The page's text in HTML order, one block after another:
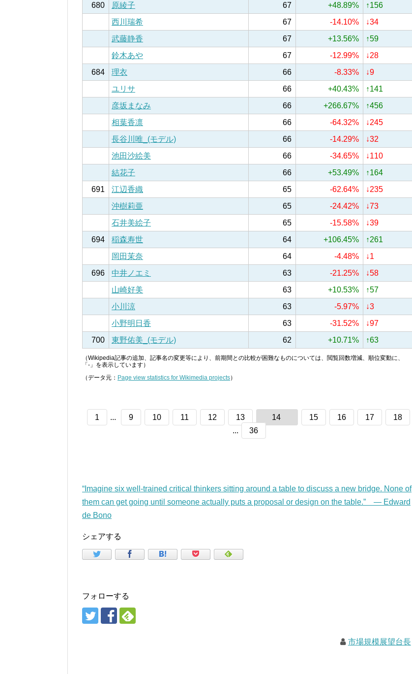
680
原綾子 67 +48.89%
↑156
西川瑞希
67 -14.10%
↓34
武藤静香
67 +13.56%
↑59
鈴木あや
67 -12.99%
↓28
684
理衣 66 -8.33%
↓9
ユリサ
66 +40.43%
↑141
彦坂まなみ
66 +266.67%
↑456
相葉香凛
66 -64.32%
↓245
長谷川唯_(モデル)
66 -14.29%
↓32
池田沙絵美
66 -34.65%
↓110
結花子
66 +53.49%
↑164
691
江辺香織 65 -62.64%
↓235
沖樹莉亜
65 -24.42%
↓73
石井美絵子
65 -15.58%
↓39
694
稲森寿世 64 +106.45%
↑261
岡田茉奈
64 -4.48%
↓1
696
中井ノエミ 63 -21.25%
↓58
山崎好美
63 +10.53%
↑57
小川涼
63 -5.97%
↓3
小野明日香
63 -31.52%
↓97
700
東野佑美_(モデル) 62 +10.71% ↑63
（Wikipedia記事の追加、記事名の変更等により、前期間との比較が困難なものについては、閲覧回数増減、順位変動に、
「-」を表示しています）
（データ元： Page view statistics for Wikimedia projects）
1 ... 9 10 11 12 13 14 15 16 17
18
...
36
“Imagine six well-trained critical thinkers sitting around a table to discuss a new bridge. None of
them can get going until someone actually puts a proposal or design on the table.” — Edward
de Bono
シェアする
フォローする
市場規模展望台長